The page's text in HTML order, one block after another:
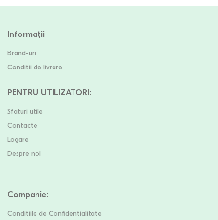
Informații
Brand-uri
Conditii de livrare
PENTRU UTILIZATORI:
Sfaturi utile
Contacte
Logare
Despre noi
Companie:
Conditiile de Confidentialitate